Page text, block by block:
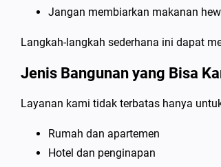
Jangan membiarkan makanan
Langkah-langkah sederhana ini dapat
Jenis Bangunan yang Bisa
Layanan kami tidak terbatas hanya
Rumah dan apartemen
Hotel dan penginapan